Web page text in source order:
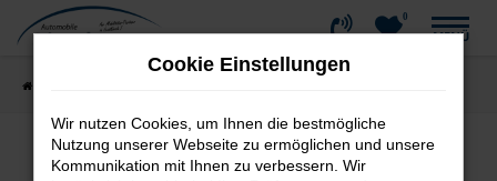
Zum
0
MENÜ
Cookie Einstellungen
Wir nutzen Cookies, um Ihnen die bestmögliche
Nutzung unserer Webseite zu ermöglichen und unsere
Kommunikation mit Ihnen zu verbessern. Wir